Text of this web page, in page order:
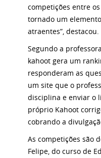
competições entre
tornado um
atraentes”, destacou.
Segundo a
kahoot gera um
responderam as
um site que o
disciplina e enviar o
próprio Kahoot
cobrando a
As competições são
Felipe, do curso de